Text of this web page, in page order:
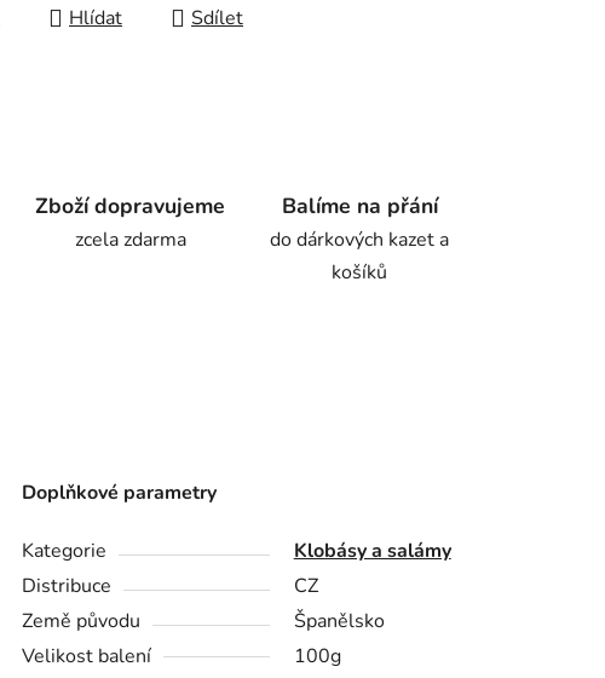
Hlídat Sdílet
Zboží dopravujeme
zcela zdarma
Balíme na přání
do dárkových kazet a
košíků
Doplňkové parametry
Kategorie
Klobásy a salámy
Distribuce
CZ
Země původu
Španělsko
Velikost balení
100g